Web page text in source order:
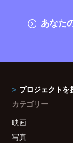
あなた
プロジェクトを
カテゴリー
映画
写真